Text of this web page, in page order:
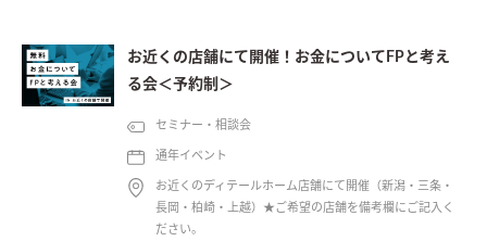
お近くの店舗にて開催！お金についてFPと考え
る会＜予約制＞
セミナー・相談会
通年イベント
お近くのディテールホーム店舗にて開催（新潟・三条・
長岡・柏崎・上越）★ご希望の店舗を備考欄にご記入く
ださい。